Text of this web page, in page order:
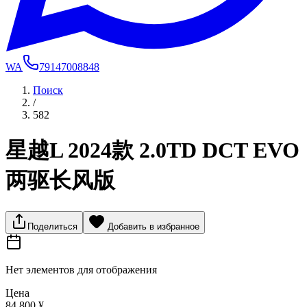
WA
79147008848
Поиск
/
582
星越L 2024款 2.0TD DCT EVO
两驱长风版
Поделиться Добавить в избранное
Нет элементов для отображения
Цена